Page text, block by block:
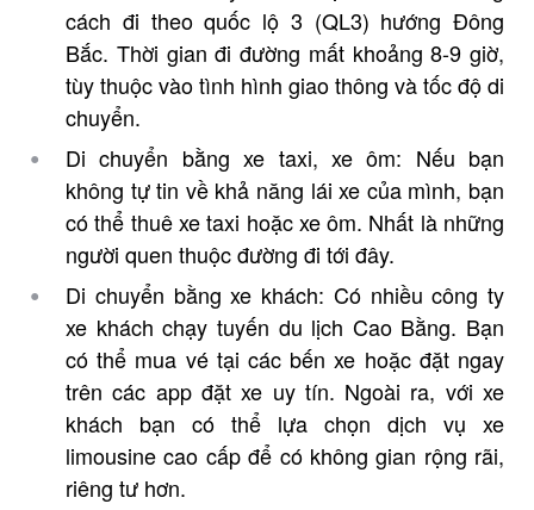
cách đi theo quốc lộ 3 (QL3) hướng Đông
Bắc. Thời gian đi đường mất khoảng 8-9 giờ,
tùy thuộc vào tình hình giao thông và tốc độ di
chuyển.
Di chuyển bằng xe taxi, xe ôm: Nếu bạn
không tự tin về khả năng lái xe của mình, bạn
có thể thuê xe taxi hoặc xe ôm. Nhất là những
người quen thuộc đường đi tới đây.
Di chuyển bằng xe khách: Có nhiều công ty
xe khách chạy tuyến du lịch Cao Bằng. Bạn
có thể mua vé tại các bến xe hoặc đặt ngay
trên các app đặt xe uy tín. Ngoài ra, với xe
khách bạn có thể lựa chọn dịch vụ xe
limousine cao cấp để có không gian rộng rãi,
riêng tư hơn.